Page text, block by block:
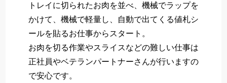
トレイに切られたお肉を並べ、機械でラップを
かけて、機械で軽量し、自動で出てくる値札シ
ールを貼るお仕事からスタート。
お肉を切る作業やスライスなどの難しい仕事は
正社員やベテランパートナーさんが行いますの
で安心です。